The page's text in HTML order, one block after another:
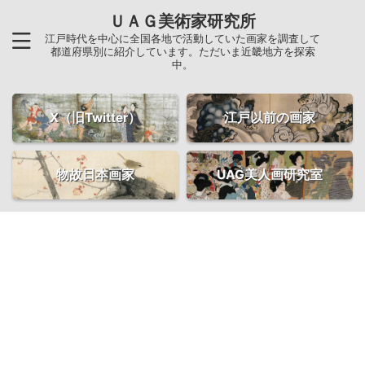
ＵＡＧ美術家研究所
江戸時代を中心に全国各地で活動していた画家を調査して
都道府県別に紹介しています。ただいま近畿地方を探索
中。
X（旧Twitter） 江戸以前の画家
物故日本画家 UAG美人画研究室